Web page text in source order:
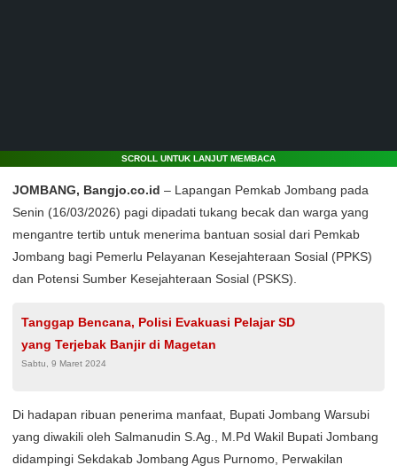
SCROLL UNTUK LANJUT MEMBACA
JOMBANG, Bangjo.co.id – Lapangan Pemkab Jombang pada
Senin (16/03/2026) pagi dipadati tukang becak dan warga yang
mengantre tertib untuk menerima bantuan sosial dari Pemkab
Jombang bagi Pemerlu Pelayanan Kesejahteraan Sosial (PPKS)
dan Potensi Sumber Kesejahteraan Sosial (PSKS).
Tanggap Bencana, Polisi Evakuasi Pelajar SD
yang Terjebak Banjir di Magetan
Sabtu, 9 Maret 2024
Di hadapan ribuan penerima manfaat, Bupati Jombang Warsubi
yang diwakili oleh Salmanudin S.Ag., M.Pd Wakil Bupati Jombang
didampingi Sekdakab Jombang Agus Purnomo, Perwakilan